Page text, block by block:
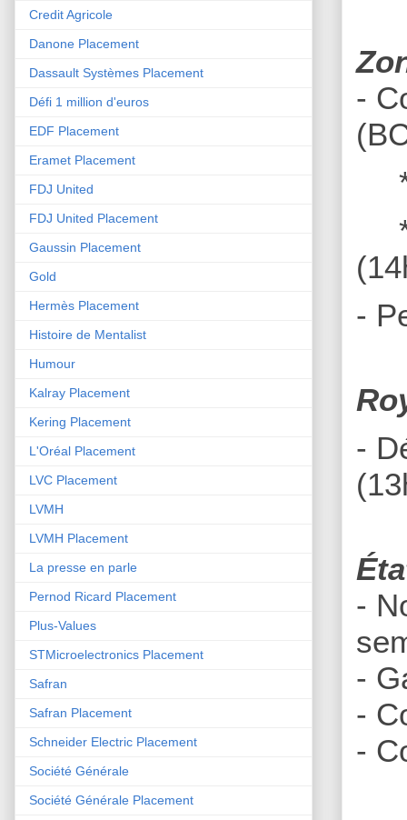
-
-
-
-
-
-
-
Credit Agricole
Danone Placement
Dassault Systèmes Placement
Défi 1 million d'euros
EDF Placement
Eramet Placement
FDJ United
FDJ United Placement
Gaussin Placement
Gold
Hermès Placement
Histoire de Mentalist
Humour
Kalray Placement
Kering Placement
L'Oréal Placement
LVC Placement
LVMH
LVMH Placement
La presse en parle
Pernod Ricard Placement
Plus-Values
STMicroelectronics Placement
Safran
Safran Placement
Schneider Electric Placement
Société Générale
Société Générale Placement